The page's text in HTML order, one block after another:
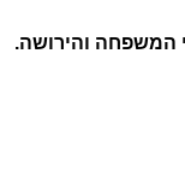
המשפחה והירושה.